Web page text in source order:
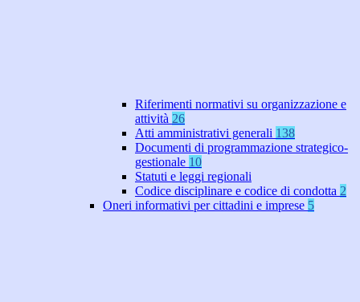
Riferimenti normativi su organizzazione e
attività 26
Atti amministrativi generali 138
Documenti di programmazione strategico-
gestionale 10
Statuti e leggi regionali
Codice disciplinare e codice di condotta 2
Oneri informativi per cittadini e imprese 5